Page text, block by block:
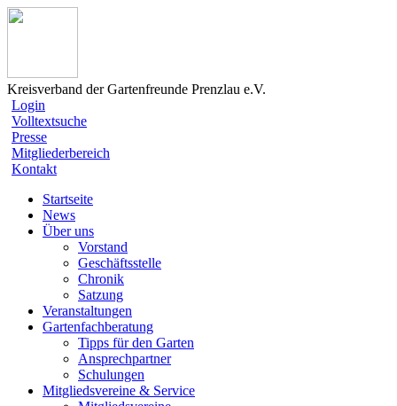
Kreisverband der Gartenfreunde Prenzlau e.V.
Login
Volltextsuche
Presse
Mitgliederbereich
Kontakt
Startseite
News
Über uns
Vorstand
Geschäftsstelle
Chronik
Satzung
Veranstaltungen
Gartenfachberatung
Tipps für den Garten
Ansprechpartner
Schulungen
Mitgliedsvereine & Service